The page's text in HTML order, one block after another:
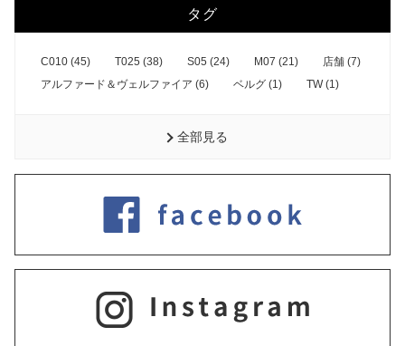
タグ
C010 (45) T025 (38) S05 (24) M07 (21)
店舗 (7)
アルファード＆ヴェルファイア (6)
ベルグ (1) TW (1)
全部見る